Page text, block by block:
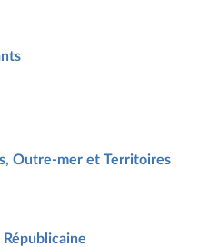
Outre-mer et Territoires